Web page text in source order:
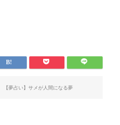
【夢占い】サメが人間になる夢